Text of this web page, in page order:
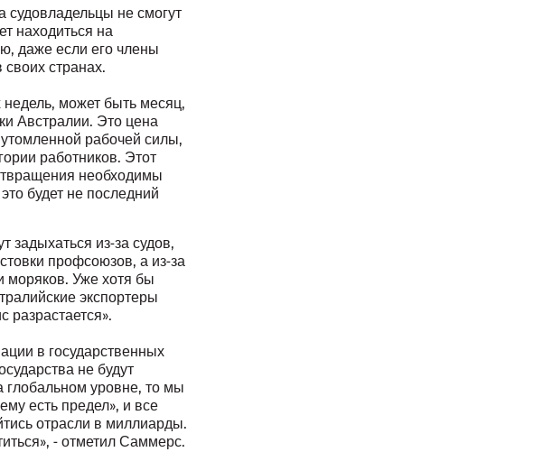
судовладельцы не смогут
находиться на
даже если его члены
странах.
недель, может быть месяц,
Австралии. Это цена
рабочей силы,
работников. Этот
необходимы
будет не последний
задыхаться из-за судов,
профсоюзов, а из-за
моряков. Уже хотя бы
экспортеры
разрастается».
в государственных
не будут
глобальном уровне, то мы
есть предел», и все
отрасли в миллиарды.
- отметил Саммерс.